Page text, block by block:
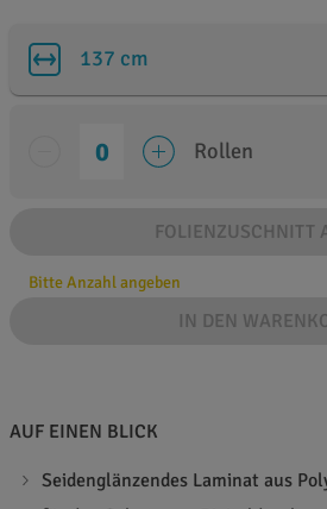
137 cm
Rollen
FOLIENZUSCHNITT
Bitte Anzahl angeben
IN DEN
AUF EINEN BLICK
Seidenglänzendes Laminat aus